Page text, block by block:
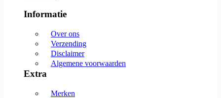
Informatie
Over ons
Verzending
Disclaimer
Algemene voorwaarden
Extra
Merken